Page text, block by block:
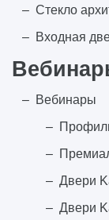
Стекло
Входная
Вебинары
Двери
Двери